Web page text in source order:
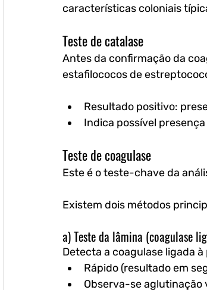
características coloniais
Teste de catalase
Antes da confirmação da
estafilococos de
Resultado positivo:
Indica possível
Teste de coagulase
Este é o teste-chave da
Existem dois métodos
a) Teste da lâmina (coagulase
Detecta a coagulase ligada
Rápido (resultado em
Observa-se aglutinação